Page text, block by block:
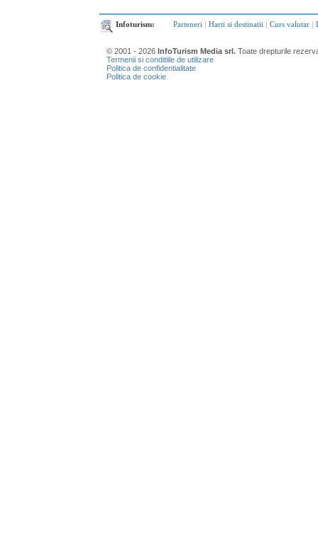
Infoturism: Parteneri | Harti si destinatii | Curs valutar |
© 2001 - 2026 InfoTurism Media srl. Toate drepturile
Termenii si conditiile de utilizare
Politica de confidentialitate
Politica de cookie